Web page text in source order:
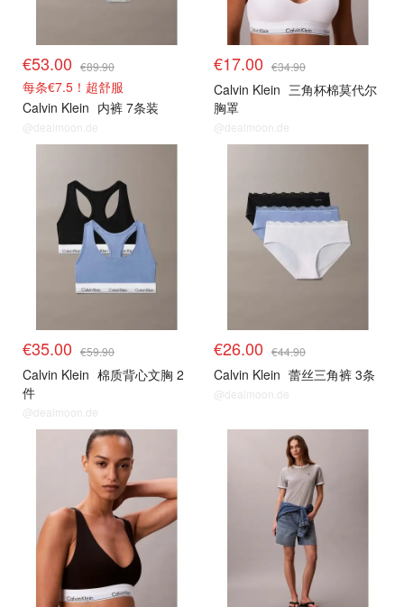
€53.00 €89.90
每条€7.5！超舒服
Calvin Klein 内裤 7条装
@dealmoon.de
€17.00 €34.90
Calvin Klein 三角杯棉莫代尔
胸罩
@dealmoon.de
€35.00 €59.90
Calvin Klein 棉质背心文胸 2
件
@dealmoon.de
€26.00 €44.90
Calvin Klein 蕾丝三角裤 3条
@dealmoon.de